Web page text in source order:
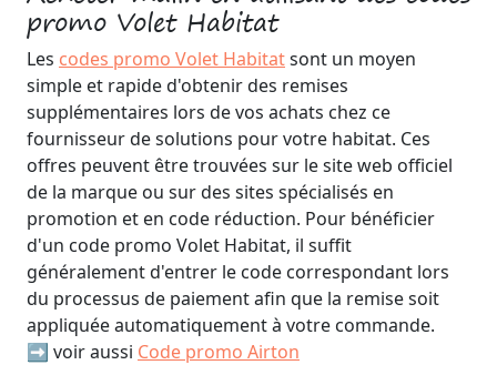
promo Volet Habitat
Les codes promo Volet Habitatsont un moyen
simple et rapide d'obtenir des remises
supplémentaires lors de vos achats chez ce
fournisseur de solutions pour votre habitat. Ces
offres peuvent être trouvées sur le site web officiel
de la marque ou sur des sites spécialisés en
promotion et en code réduction. Pour bénéficier
d'un code promo Volet Habitat, il suffit
généralement d'entrer le code correspondant lors
du processus de paiement afin que la remise soit
appliquée automatiquement à votre commande.
➡️ voir aussi Code promo Airton